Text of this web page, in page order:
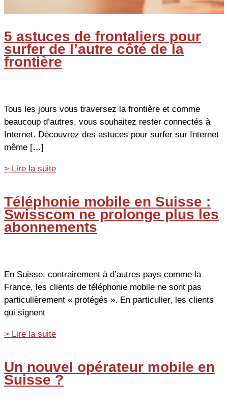
5 astuces de frontaliers pour
surfer de l’autre côté de la
frontière
Tous les jours vous traversez la frontière et comme
beaucoup d’autres, vous souhaitez rester connectés à
Internet. Découvrez des astuces pour surfer sur Internet
même […]
5
frontaliers
pour
surfer
côté
de
frontière
> Lire la suite
Téléphonie mobile en Suisse :
Swisscom ne prolonge plus les
abonnements
En Suisse, contrairement à d’autres pays comme la
France, les clients de téléphonie mobile ne sont pas
particulièrement « protégés ». En particulier, les clients
qui signent
Téléphonie
Suisse
:
> Lire la suite
Un nouvel opérateur mobile en
Suisse ?